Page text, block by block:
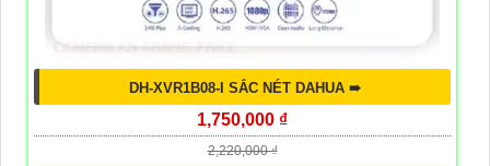
DH-XVR1B08-I SẮC NÉT DAHUA ➠
1,750,000 ₫
2,220,000 ₫